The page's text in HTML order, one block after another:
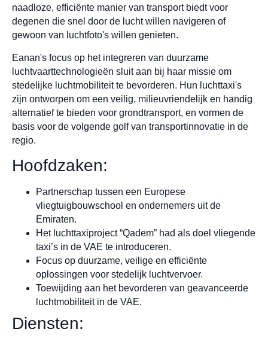
naadloze, efficiënte manier van transport biedt voor
degenen die snel door de lucht willen navigeren of
gewoon van luchtfoto's willen genieten.
Eanan's focus op het integreren van duurzame
luchtvaarttechnologieën sluit aan bij haar missie om
stedelijke luchtmobiliteit te bevorderen. Hun luchttaxi's
zijn ontworpen om een veilig, milieuvriendelijk en handig
alternatief te bieden voor grondtransport, en vormen de
basis voor de volgende golf van transportinnovatie in de
regio.
Hoofdzaken:
Partnerschap tussen een Europese
vliegtuigbouwschool en ondernemers uit de
Emiraten.
Het luchttaxiproject “Qadem” had als doel vliegende
taxi’s in de VAE te introduceren.
Focus op duurzame, veilige en efficiënte
oplossingen voor stedelijk luchtvervoer.
Toewijding aan het bevorderen van geavanceerde
luchtmobiliteit in de VAE.
Diensten: